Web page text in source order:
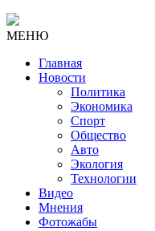
МЕНЮ
Главная
Новости
Политика
Экономика
Спорт
Общество
Авто
Экология
Технологии
Видео
Мнения
Фотожабы